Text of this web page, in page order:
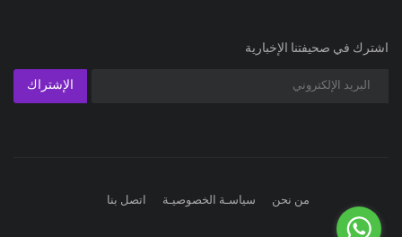
اشترك في صحيفتنا الإخبارية
الإشتراك
من نحن سياسـة الخصوصيـة اتصل بنا